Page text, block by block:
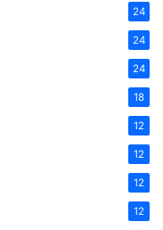
24
24
24
18
12
12
12
12